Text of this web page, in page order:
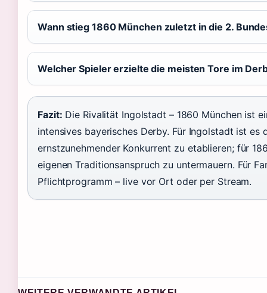
Wann stieg 1860 München zuletzt in die 2.
Welcher Spieler erzielte die meisten Tore im
Fazit: Die Rivalität Ingolstadt – 1860 München ist
intensives bayerisches Derby. Für Ingolstadt ist es
ernstzunehmender Konkurrent zu etablieren; für
eigenen Traditionsanspruch zu untermauern. Für
Pflichtprogramm – live vor Ort oder per Stream.